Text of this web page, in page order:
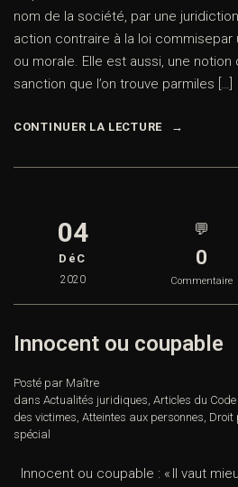
nom de la société, par une
action contraire à la loi commisepar
ou morale. Elle est aussi, une notion
sanction que l’on trouve parmiles […]
CONTINUER LA LECTURE
04
DéC
2020
💬
0
Commentaire
Innocent ou coupable
Posté par Maître
dans Actualités juridiques, Articles du Code
des victimes, Atteintes aux personnes, Droit
spécial
Innocent ou coupable : « Il vaut